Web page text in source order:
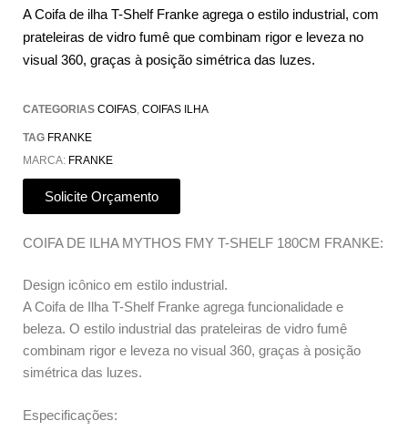
A Coifa de ilha T-Shelf Franke agrega o estilo industrial, com
prateleiras de vidro fumê que combinam rigor e leveza no
visual 360, graças à posição simétrica das luzes.
CATEGORIAS COIFAS COIFAS ILHA
TAG FRANKE
MARCA: FRANKE
Solicite Orçamento
COIFA DE ILHA MYTHOS FMY T-SHELF 180CM FRANKE:
Design icônico em estilo industrial.
A Coifa de Ilha T-Shelf Franke agrega funcionalidade e
beleza. O estilo industrial das prateleiras de vidro fumê
combinam rigor e leveza no visual 360, graças à posição
simétrica das luzes.
Especificações: